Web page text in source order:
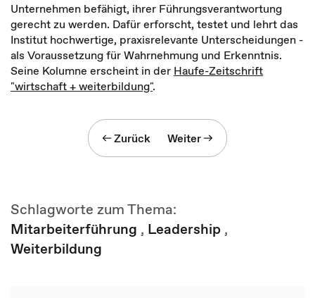
Unternehmen befähigt, ihrer Führungsverantwortung
gerecht zu werden. Dafür erforscht, testet und lehrt das
Institut hochwertige, praxisrelevante Unterscheidungen -
als Voraussetzung für Wahrnehmung und Erkenntnis.
Seine Kolumne erscheint in der Haufe-Zeitschrift
"wirtschaft + weiterbildung".
Zurück Weiter
Schlagworte zum Thema:
Mitarbeiterführung , Leadership ,
Weiterbildung